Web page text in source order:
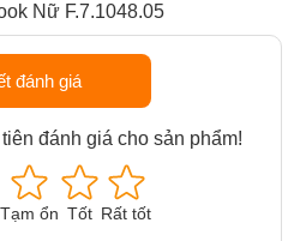
Nữ F.7.1048.05
đánh giá
đánh giá cho sản phẩm!
Tạm ổn Tốt Rất tốt